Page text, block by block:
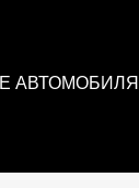
АВТОМОБИЛЯ